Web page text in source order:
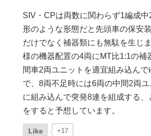
SIV・CPは両数に関わらず1編成
形のような形態だと先頭車の保安
だけでなく補器類にも無駄を生じ
様の機器配置の4両にMT比1:1の補
間車2両ユニットを適宜組み込ん
で、8両不足時には6両の中間2両
に組み込んで突発8連を組成する
をすると予想しています。
Like +17